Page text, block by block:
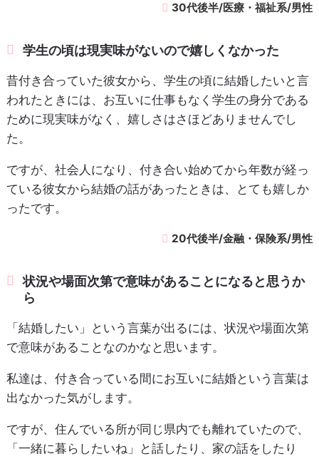
30代後半/医療・福祉系/男性
学生の頃は現実味がないので嬉しくなかった
昔付き合っていた彼女から、学生の頃に結婚したいと言
われたときには、お互いに仕事もなく学生の身分である
ために現実味がなく、嬉しさはさほどありませんでし
た。
ですが、社会人になり、付き合い始めてから年数が経っ
ている彼女から結婚の話があったときは、とても嬉しか
ったです。
20代後半/金融・保険系/男性
状況や場面次第で意味があることになると思うか
ら
「結婚したい」という言葉が出るには、状況や場面次第
で意味があることなのかなと思います。
私達は、付き合っている間にお互いに結婚という言葉は
出なかった気がします。
ですが、住んでいる所が同じ県内でも離れていたので、
「一緒に暮らしたいね」と話したり、家の話をしたり